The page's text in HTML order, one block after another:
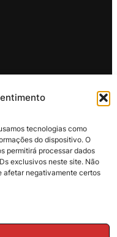
tecnologias como
do dispositivo. O
permitirá processar dados
exclusivos neste site. Não
afetar negativamente certos